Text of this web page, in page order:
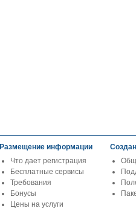
Размещение информации
Что дает регистрация
Бесплатные сервисы
Требования
Бонусы
Цены на услуги